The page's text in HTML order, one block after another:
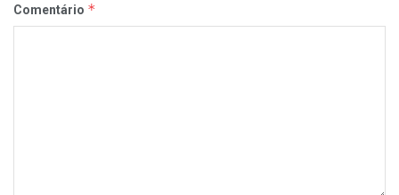
Comentário *